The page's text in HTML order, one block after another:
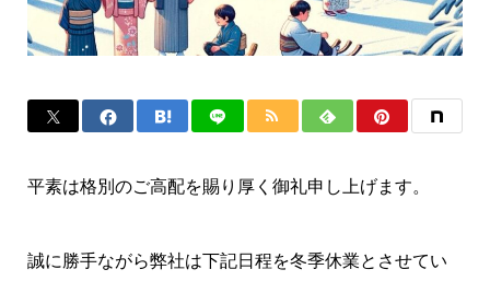
平素は格別のご高配を賜り厚く御礼申し上げます。
誠に勝手ながら弊社は下記日程を冬季休業とさせてい